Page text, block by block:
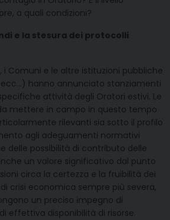
a quali condizioni?
e la stesura dei protocolli
i Comuni e le altre istituzioni pubbliche
hanno annunciato stanziamenti
attività degli Oratori estivi. Le
mettere in campo in questo tempo
rilevanti sia sotto il profilo
agli adeguamenti normativi
delle possibilità di contributo delle
un valore significativo dal punto
circa la certezza e la fruibilità dei
crisi economica sempre più severa,
un preciso impegno di
effettiva disponibilità di risorse.